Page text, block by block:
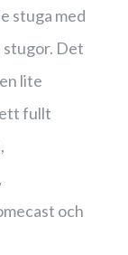
stuga med
stugor. Det
lite
fullt
och